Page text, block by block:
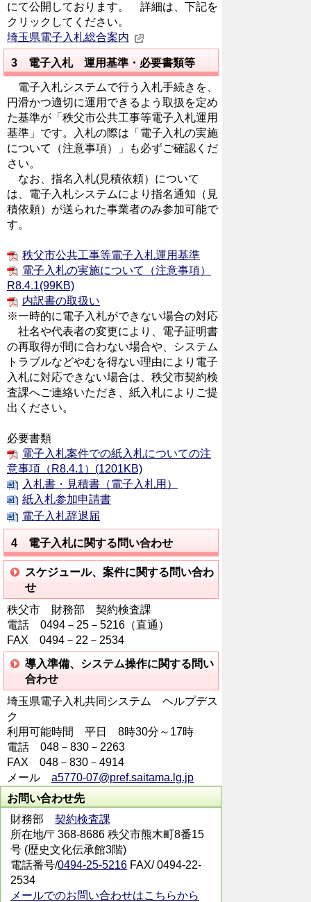
にて公開しております。 詳細は、下記を
クリックしてください。
埼玉県電子入札総合案内
3 電子入札 運用基準・必要書類等
電子入札システムで行う入札手続きを、
円滑かつ適切に運用できるよう取扱を定め
た基準が「秩父市公共工事等電子入札運用
基準」です。入札の際は「電子入札の実施
について（注意事項）」も必ずご確認くだ
さい。
なお、指名入札(見積依頼）について
は、電子入札システムにより指名通知（見
積依頼）が送られた事業者のみ参加可能で
す。
秩父市公共工事等電子入札運用基準
電子入札の実施について（注意事項）
R8.4.1(99KB)
内訳書の取扱い
※一時的に電子入札ができない場合の対応
社名や代表者の変更により、電子証明書
の再取得が間に合わない場合や、システム
トラブルなどやむを得ない理由により電子
入札に対応できない場合は、秩父市契約検
査課へご連絡いただき、紙入札によりご提
出ください。
必要書類
電子入札案件での紙入札についての注
意事項（R8.4.1）(1201KB)
入札書・見積書（電子入札用）
紙入札参加申請書
電子入札辞退届
4 電子入札に関する問い合わせ
スケジュール、案件に関する問い合わ
せ
秩父市 財務部 契約検査課
電話 0494－25－5216（直通）
FAX 0494－22－2534
導入準備、システム操作に関する問い
合わせ
埼玉県電子入札共同システム ヘルプデス
ク
利用可能時間 平日 8時30分～17時
電話 048－830－2263
FAX 048－830－4914
メール a5770-07@pref.saitama.lg.jp
お問い合わせ先
財務部 契約検査課
所在地/〒368-8686 秩父市熊木町8番15
号 (歴史文化伝承館3階)
電話番号/0494-25-5216 FAX/ 0494-22-
2534
メールでのお問い合わせはこちらから